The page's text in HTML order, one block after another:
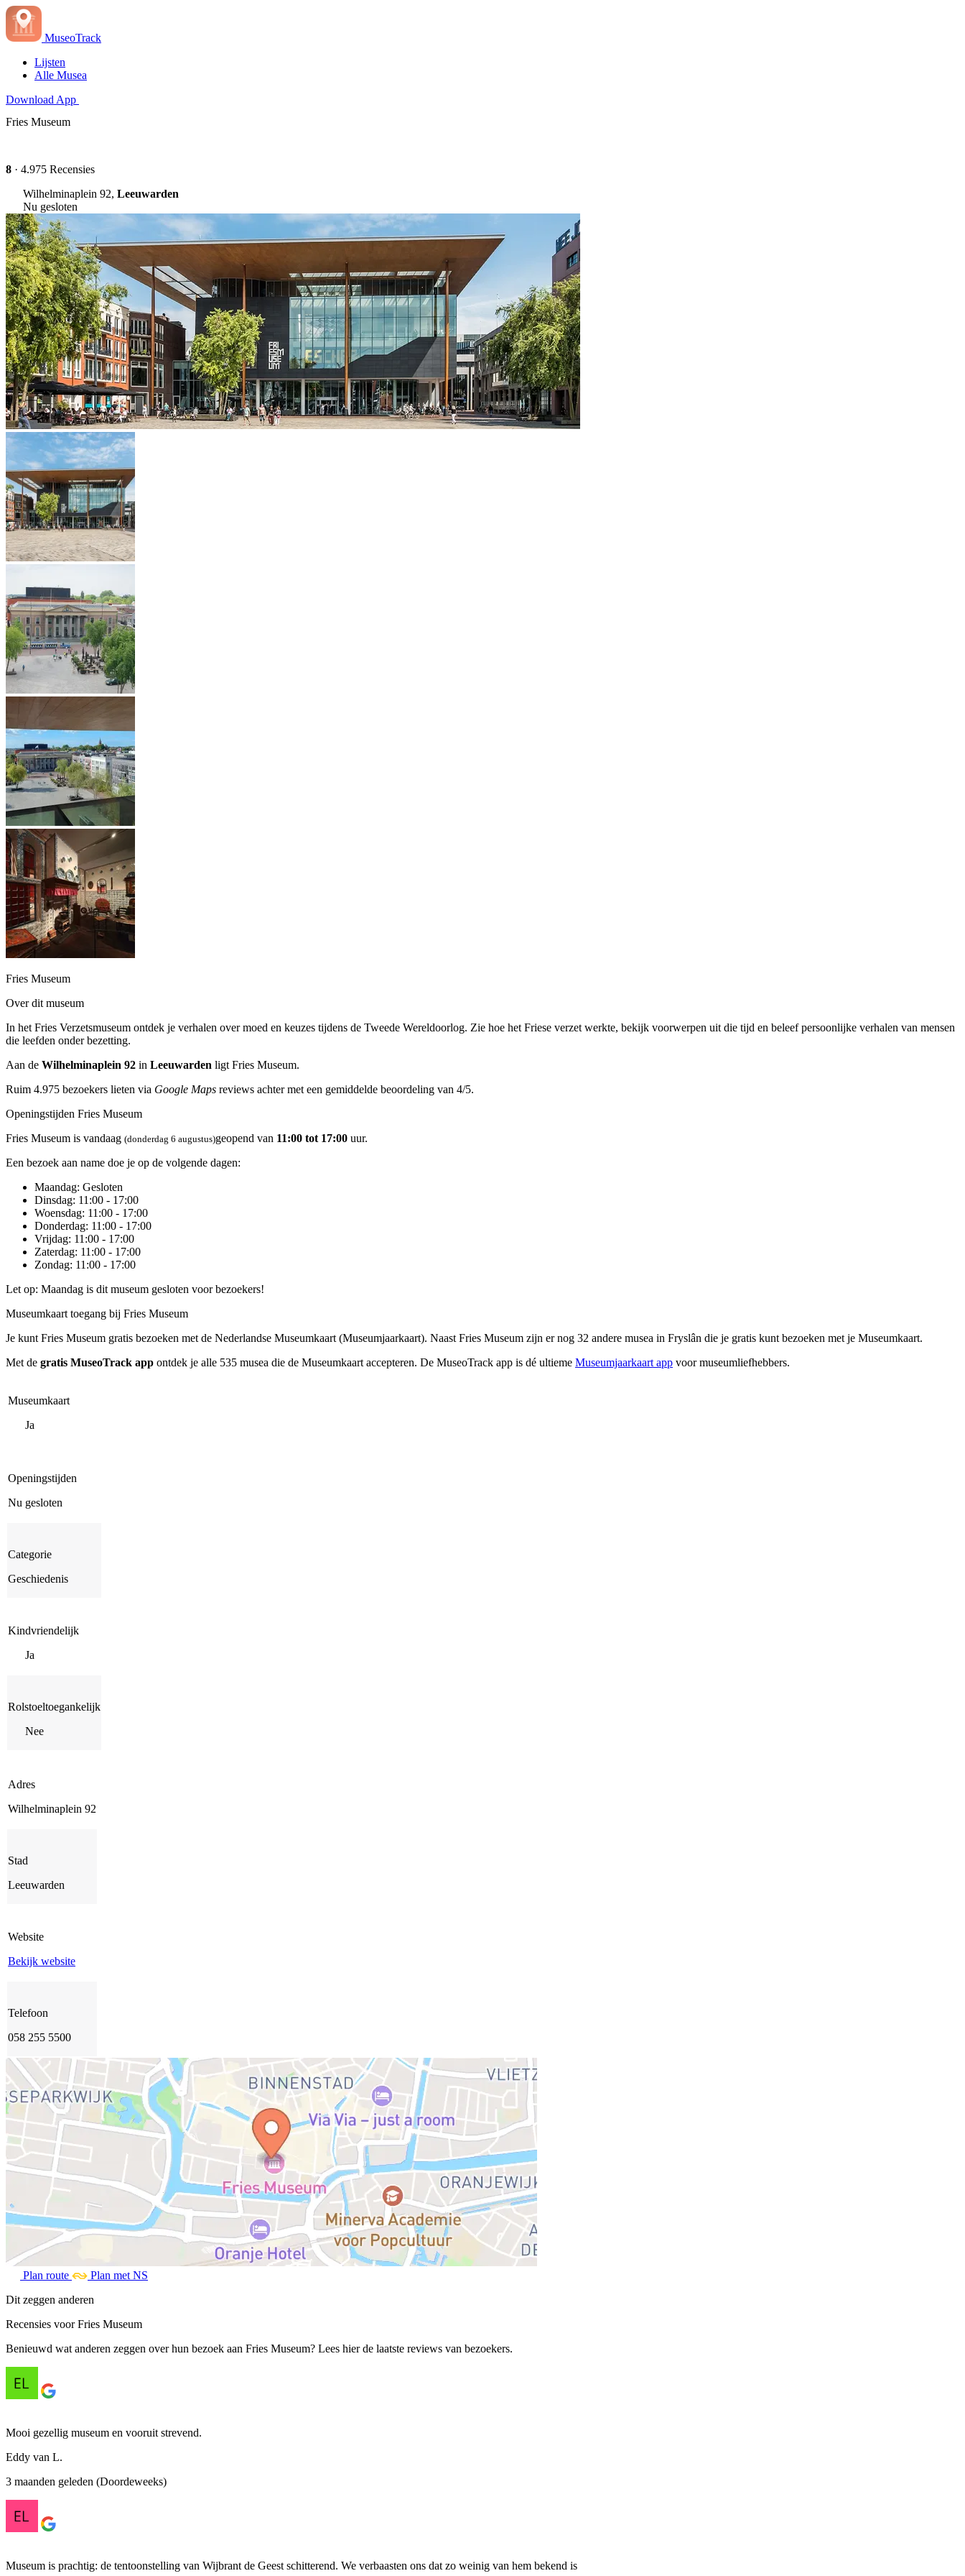
MuseoTrack
Lijsten
Alle Musea
Download App
Fries Museum
8 · 4.975 Recensies
Wilhelminaplein 92, Leeuwarden
Nu gesloten
Fries Museum
Over dit museum
In het Fries Verzetsmuseum ontdek je verhalen over moed en keuzes tijdens de Tweede Wereldoorlog. Zie hoe het Friese verzet werkte, bekijk voorwerpen uit die tijd en beleef persoonlijke verhalen van mensen
die leefden onder bezetting.
Aan de Wilhelminaplein 92 in Leeuwarden ligt Fries Museum.
Ruim 4.975 bezoekers lieten via Google Maps reviews achter met een gemiddelde beoordeling van 4/5.
Openingstijden Fries Museum
Fries Museum is vandaag (donderdag 6 augustus)geopend van 11:00 tot 17:00 uur.
Een bezoek aan name doe je op de volgende dagen:
Maandag: Gesloten
Dinsdag: 11:00 - 17:00
Woensdag: 11:00 - 17:00
Donderdag: 11:00 - 17:00
Vrijdag: 11:00 - 17:00
Zaterdag: 11:00 - 17:00
Zondag: 11:00 - 17:00
Let op: Maandag is dit museum gesloten voor bezoekers!
Museumkaart toegang bij Fries Museum
Je kunt Fries Museum gratis bezoeken met de Nederlandse Museumkaart (Museumjaarkaart). Naast Fries Museum zijn er nog 32 andere musea in Fryslân die je gratis kunt bezoeken met je Museumkaart.
Met de gratis MuseoTrack app ontdek je alle 535 musea die de Museumkaart accepteren. De MuseoTrack app is dé ultieme Museumjaarkaart app voor museumliefhebbers.
Museumkaart
Ja
Openingstijden
Nu gesloten
Categorie
Geschiedenis
Kindvriendelijk
Ja
Rolstoeltoegankelijk
Nee
Adres
Wilhelminaplein 92
Stad
Leeuwarden
Website
Bekijk website
Telefoon
058 255 5500
Plan route
Plan met NS
Dit zeggen anderen
Recensies voor Fries Museum
Benieuwd wat anderen zeggen over hun bezoek aan Fries Museum? Lees hier de laatste reviews van bezoekers.
Mooi gezellig museum en vooruit strevend.
Eddy van L.
3 maanden geleden (Doordeweeks)
Museum is prachtig: de tentoonstelling van Wijbrant de Geest schitterend. We verbaasten ons dat zo weinig van hem bekend is